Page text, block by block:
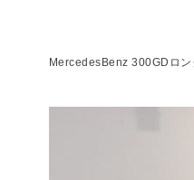
MercedesBenz 300GDロ